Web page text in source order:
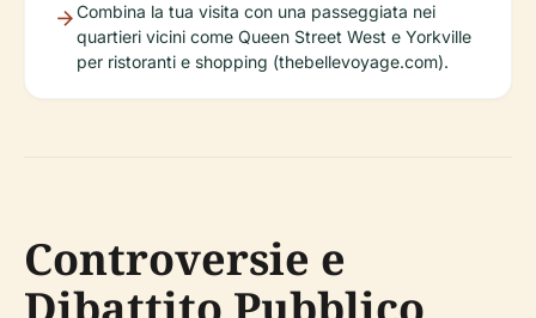
Combina la tua visita con una passeggiata nei
quartieri vicini come Queen Street West e Yorkville
per ristoranti e shopping (thebellevoyage.com).
Controversie e